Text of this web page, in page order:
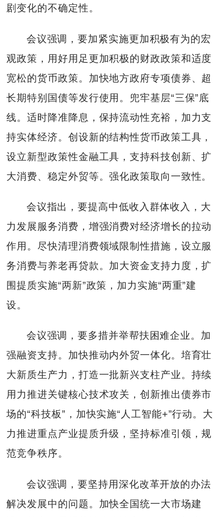
剧变化的不确定性。
会议强调，要加紧实施更加积极有为的宏
观政策，用好用足更加积极的财政政策和适度
宽松的货币政策。加快地方政府专项债券、超
长期特别国债等发行使用。兜牢基层“三保”底
线。适时降准降息，保持流动性充裕，加力支
持实体经济。创设新的结构性货币政策工具，
设立新型政策性金融工具，支持科技创新、扩
大消费、稳定外贸等。强化政策取向一致性。
会议指出，要提高中低收入群体收入，大
力发展服务消费，增强消费对经济增长的拉动
作用。尽快清理消费领域限制性措施，设立服
务消费与养老再贷款。加大资金支持力度，扩
围提质实施“两新”政策，加力实施“两重”建
设。
会议强调，要多措并举帮扶困难企业。加
强融资支持。加快推动内外贸一体化。培育壮
大新质生产力，打造一批新兴支柱产业。持续
用力推进关键核心技术攻关，创新推出债券市
场的“科技板”，加快实施“人工智能+”行动。大
力推进重点产业提质升级，坚持标准引领，规
范竞争秩序。
会议强调，要坚持用深化改革开放的办法
解决发展中的问题。加快全国统一大市场建